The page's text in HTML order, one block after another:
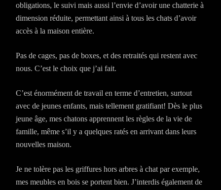
obligations, le suivi mais aussi l’envie d’avoir une chatterie à
dimension réduite, permettant ainsi à tous les chats d’avoir
accès à la maison entière.
Pas de cages, pas de boxes, et des retraités qui restent avec
nous. C’est le choix que j’ai fait.
C’est énormément de travail en terme d’entretien, surtout
avec de jeunes enfants, mais tellement gratifiant! Dès le plus
jeune âge, mes chatons apprennent les règles de la vie de
famille, même s’il y a quelques ratés en arrivant dans leurs
nouvelles maison.
Je ne tolère pas les griffures hors arbres à chat par exemple,
mes meubles en bois se portent bien. J’interdis également de